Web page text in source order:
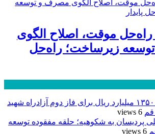
موقت، اصلاح الگوی
زیرساخت؛ راه‌حل
تخصیص ۱۳۵۰ میلیارد ریال برای فاز دوم آزادراه شهید
قم 6 views
پردیسان به شکوهیه؛ حلقه مفقوده توسعه
6 views